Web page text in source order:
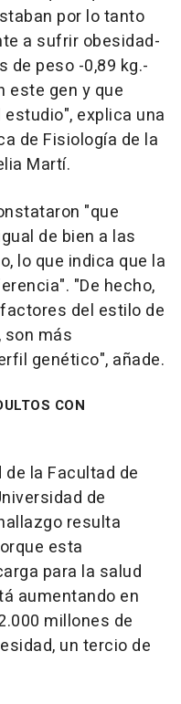
por lo tanto
a sufrir obesidad-
de peso -0,89 kg.-
este gen y que
explica una
de Fisiología de la
Martí.
"que
de bien a las
lo que indica que la
"De hecho,
del estilo de
son más
genético", añade.
CON
la Facultad de
de
resulta
esta
para la salud
aumentando en
millones de
un tercio de